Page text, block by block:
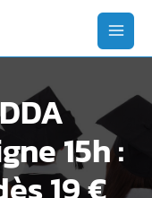
Main
15h :